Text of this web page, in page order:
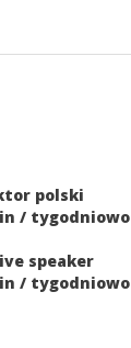
polski
/ tygodniowo
speaker
/ tygodniowo